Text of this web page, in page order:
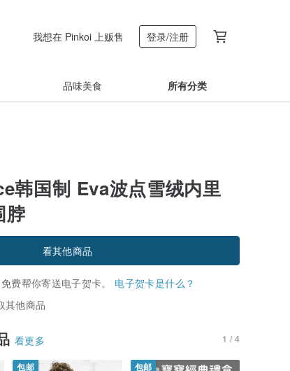
我想在 Pinkoi 上贩售 登录/注册
品味美食 所有分类
韩国制 Eva波点雪绒内里
脖
看其他商品
费帮你寄送电子贺卡。 电子贺卡是什么？
其他商品
看更多 1 / 4
包邮 包邮